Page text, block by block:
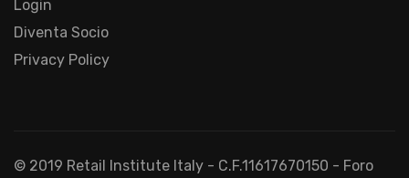
Login
Diventa Socio
Privacy Policy
© 2019 Retail Institute Italy - C.F.11617670150 - Foro